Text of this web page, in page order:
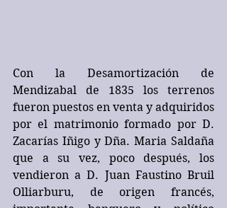
Con la Desamortización de
Mendizabal de 1835 los terrenos
fueron puestos en venta y adquiridos
por el matrimonio formado por D.
Zacarías Iñigo y Dña. Maria Saldaña
que a su vez, poco después, los
vendieron a D. Juan Faustino Bruil
Olliarburu, de origen francés,